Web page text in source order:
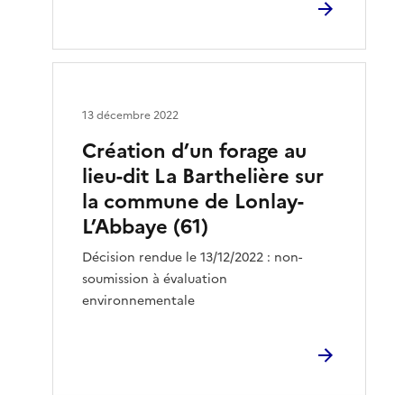
Création d’un forage au
lieu-dit La Barthelière sur
la commune de Lonlay-
L’Abbaye (61)
Décision rendue le 13/12/2022 : non-
soumission à évaluation
environnementale
13 décembre 2022